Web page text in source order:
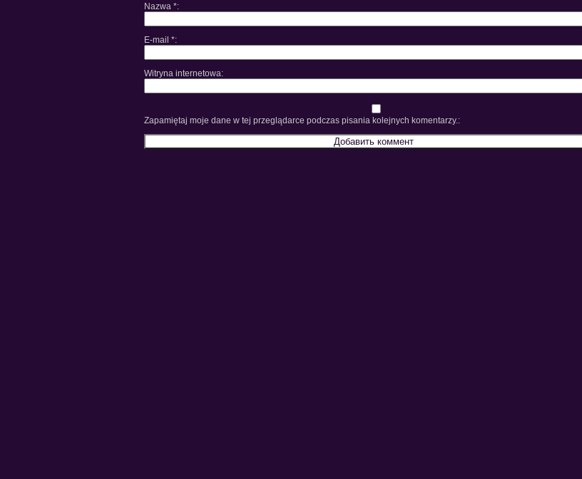
Nazwa *
E-mail *
Witryna internetowa
Zapamiętaj moje dane w tej przeglądarce podczas pisania kolejnych komentarzy.